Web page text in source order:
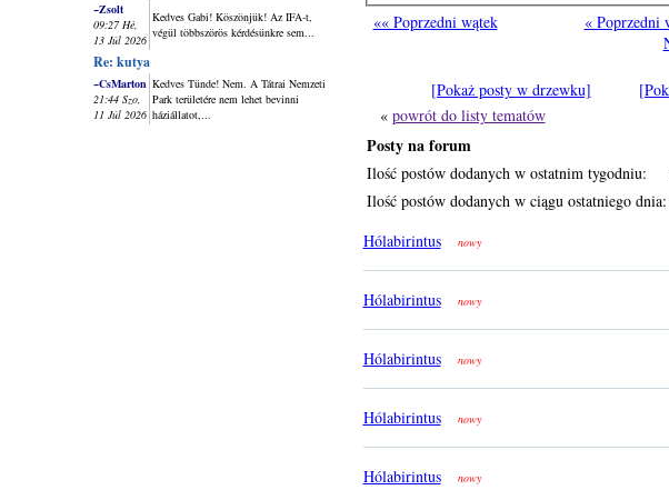
~Zsolt
09:27 Hé,
13 Júl 2026
Kedves Gabi! Köszönjük! Az IFA-t,
végül többszörös kérdésünkre sem...
Re: kutya
~CsMarton
21:44 Szo,
11 Júl 2026
Kedves Tünde! Nem. A Tátrai Nemzeti
Park területére nem lehet bevinni
háziállatot,...
«« Poprzedni wątek
« Poprzedni
[Pokaż posty w drzewku]
« powrót do listy tematów
Posty na forum
Ilość postów dodanych w ostatnim tygodniu:
Ilość postów dodanych w ciągu ostatniego dnia:
Hólabirintus nowy
Hólabirintus nowy
Hólabirintus nowy
Hólabirintus nowy
Hólabirintus nowy